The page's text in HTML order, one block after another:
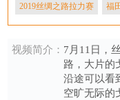
2019丝绸之路拉力赛 福
视频简介： 7月11日，
路，大片的
沿途可以看
空旷无际的